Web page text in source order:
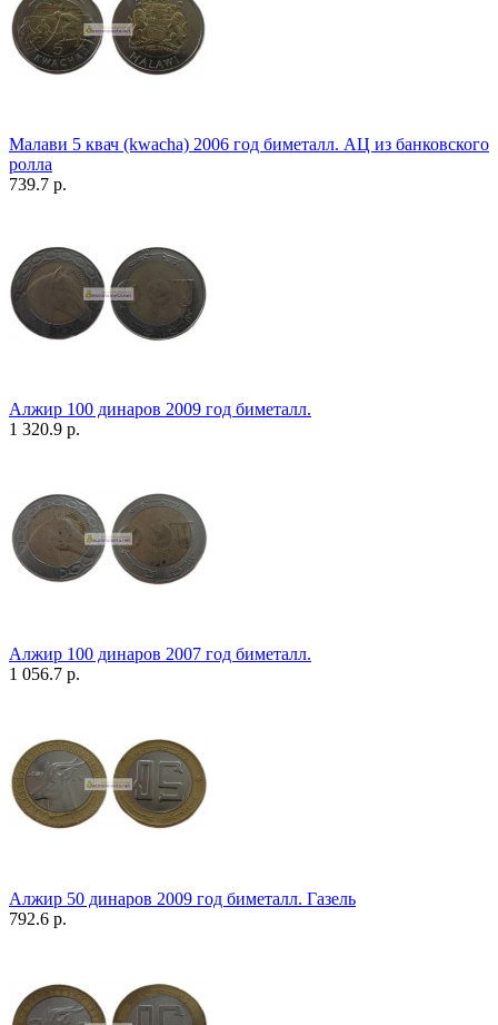
Малави 5 квач (kwacha) 2006 год биметалл. АЦ из банковского
ролла
739.7 р.
Алжир 100 динаров 2009 год биметалл.
1 320.9 р.
Алжир 100 динаров 2007 год биметалл.
1 056.7 р.
Алжир 50 динаров 2009 год биметалл. Газель
792.6 р.